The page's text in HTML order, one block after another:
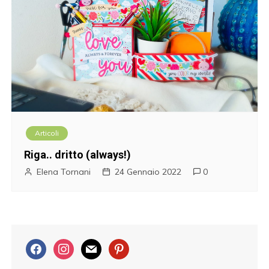
Articoli
Riga.. dritto (always!)
Elena Tornani 24 Gennaio 2022 0
f
a
i
n
m
a
p